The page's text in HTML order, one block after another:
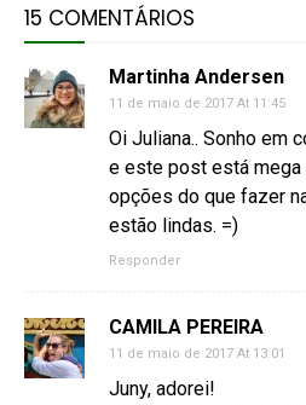
15 COMENTÁRIOS
Martinha Andersen
11 de maio de 2017 At 11:45
Oi Juliana.. Sonho em
e este post está
opções do que fazer
estão lindas. =)
Responder
CAMILA PEREIRA
11 de maio de 2017 At 13:01
Juny, adorei!